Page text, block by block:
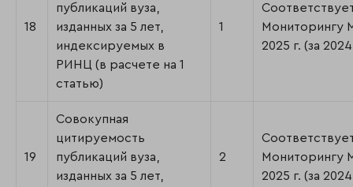
18
публикаций вуза,
изданных за 5 лет,
индексируемых в
РИНЦ (в расчете на 1
статью)
1
Мониторингу
2025 г. (за 2024
19
Совокупная
цитируемость
публикаций вуза,
изданных за 5 лет,
2
Мониторингу
2025 г. (за 2024